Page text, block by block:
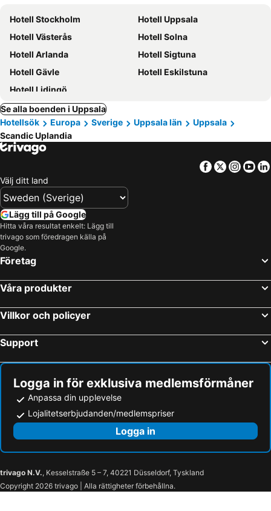
Hotell Stockholm
Hotell Uppsala
Hotell Västerås
Hotell Solna
Hotell Arlanda
Hotell Sigtuna
Hotell Gävle
Hotell Eskilstuna
Hotell Lidingö
Se alla boenden i Uppsala
Hotellsök
Europa Sverige Uppsala län
Uppsala
Scandic Uplandia
Facebook
Twitter
Välj ditt land
Lägg till på Google
Hitta våra resultat enkelt: Lägg till
trivago som föredragen källa på
Google.
Företag
Våra produkter
Villkor och policyer
Support
Logga in för exklusiva medlemsförmåner
Anpassa din upplevelse
Lojalitetserbjudanden/medlemspriser
Logga in
trivago N.V., Kesselstraße 5 – 7, 40221 Düsseldorf, Tyskland
Copyright 2026 trivago | Alla rättigheter förbehållna.